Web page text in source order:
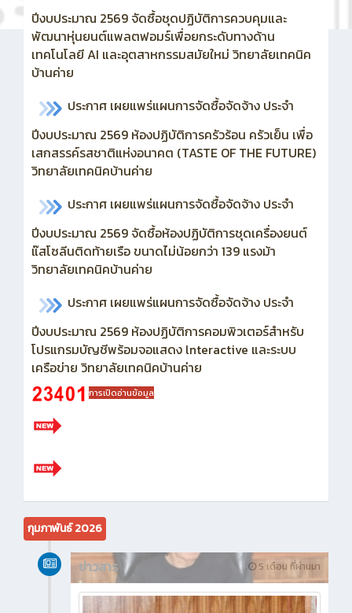
ปีงบประมาณ 2569จัดซื้อชุดปฏิบัติการควบคุมและ
พัฒนาหุ่นยนต์แพลตฟอมร์เพื่อยกระดับทางด้าน
เทคโนโลยี AI และอุตสาหกรรมสมัยใหม่ วิทยาลัยเทคนิค
บ้านค่าย
ประกาศ เผยแพร่แผนการจัดซื้อจัดจ้าง ประจำ
ปีงบประมาณ 2569 ห้องปฏิบัติการครัวร้อน ครัวเย็น เพื่อ
เสกสรรค์รสชาติแห่งอนาคต (TASTE OF THE FUTURE)
วิทยาลัยเทคนิคบ้านค่าย
ประกาศ เผยแพร่แผนการจัดซื้อจัดจ้าง ประจำ
ปีงบประมาณ 2569จัดซื้อห้องปฏิบัติการชุดเครื่องยนต์
แ๊สโซลีนติดท้ายเรือ ขนาดไม่น้อยกว่า 139 แรงม้า
วิทยาลัยเทคนิคบ้านค่าย
ประกาศ เผยแพร่แผนการจัดซื้อจัดจ้าง ประจำ
ปีงบประมาณ 2569 ห้องปฏิบัติการคอมพิวเตอร์สำหรับ
โปรแกรมบัญชีพร้อมจอแสดง lnteractive และระบบ
เครือข่าย วิทยาลัยเทคนิคบ้านค่าย
การเปิดอ่านข้อมูล
กุมภาพันธ์ 2026
5 เดือน ที่ผ่านมา
ข่าวสาร